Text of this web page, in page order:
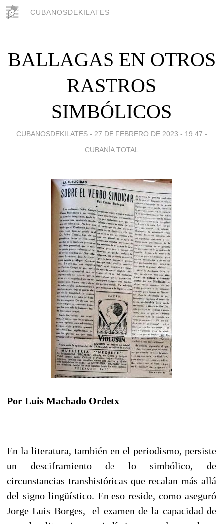
CUBANOSDEKILATES
BALLAGAS EN OTROS
RASTROS
SIMBÓLICOS
CUBANOSDEKILATES - 27 DE FEBRERO DE 2023 - 19:47 -
CUBANÍA TOTAL
Por Luis Machado Ordetx
En la literatura, también en el periodismo, persiste
un desciframiento de lo simbólico, de
circunstancias transhistóricas que recalan más allá
del signo lingüístico. En eso reside, como aseguró
Jorge Luis Borges, el examen de la capacidad de